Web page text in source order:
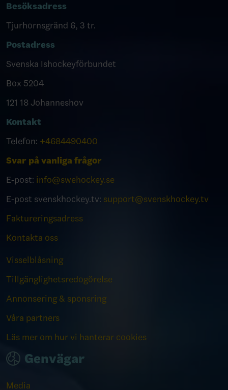
Besöksadress
Tjurhornsgränd 6, 3 tr.
Postadress
Svenska Ishockeyförbundet
Box 5204
121 18 Johanneshov
Kontakt
Telefon: +4684490400
Svar på vanliga frågor
E-post: info@swehockey.se
E-post svenskhockey.tv: support@svenskhockey.tv
Faktureringsadress
Kontakta oss
Visselblåsning
Tillgänglighetsredogörelse
Annonsering & sponsring
Våra partners
Läs mer om hur vi hanterar cookies
Genvägar
Media